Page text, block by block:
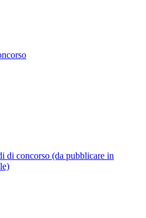
di concorso (da pubblicare in